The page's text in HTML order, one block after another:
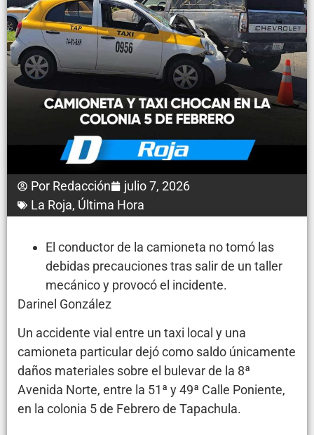
Por Redacción
julio 7, 2026
La Roja, Última Hora
El conductor de la camioneta no tomó las
debidas precauciones tras salir de un taller
mecánico y provocó el incidente.
Darinel González
Un accidente vial entre un taxi local y una
camioneta particular dejó como saldo únicamente
daños materiales sobre el bulevar de la 8ª
Avenida Norte, entre la 51ª y 49ª Calle Poniente,
en la colonia 5 de Febrero de Tapachula.